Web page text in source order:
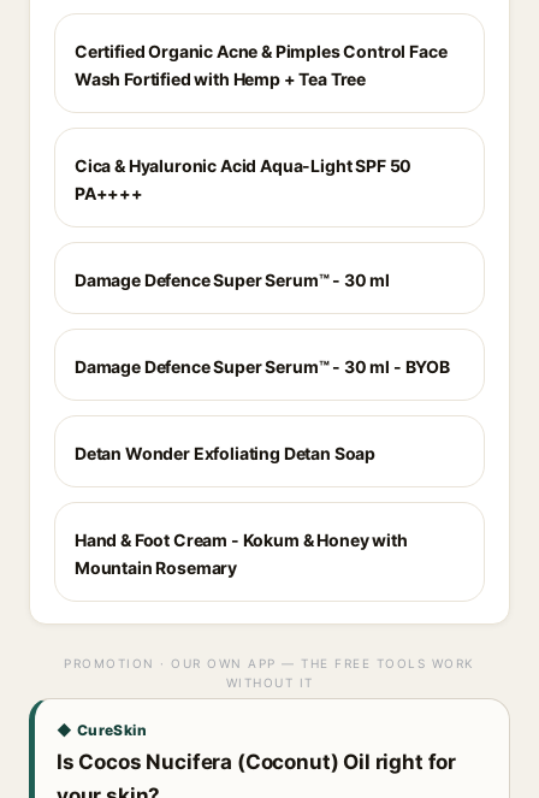
Certified Organic Acne & Pimples Control Face
Wash Fortified with Hemp + Tea Tree
Cica & Hyaluronic Acid Aqua-Light SPF 50
PA++++
Damage Defence Super Serum™ - 30 ml
Damage Defence Super Serum™ - 30 ml - BYOB
Detan Wonder Exfoliating Detan Soap
Hand & Foot Cream - Kokum & Honey with
Mountain Rosemary
PROMOTION · OUR OWN APP — THE FREE TOOLS WORK
WITHOUT IT
◆ CureSkin
Is Cocos Nucifera (Coconut) Oil right for